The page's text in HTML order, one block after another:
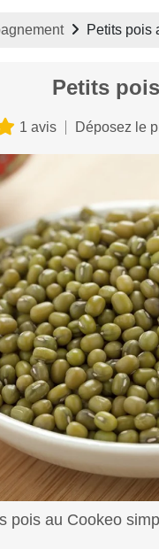
Petits pois
Petits
1 avis Déposez le
pois au Cookeo